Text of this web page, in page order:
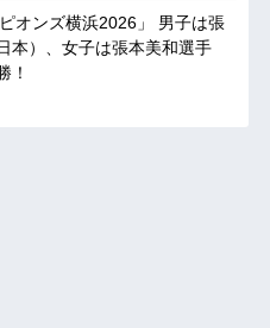
オンズ横浜2026」 男子は張
本）、女子は張本美和選手
！